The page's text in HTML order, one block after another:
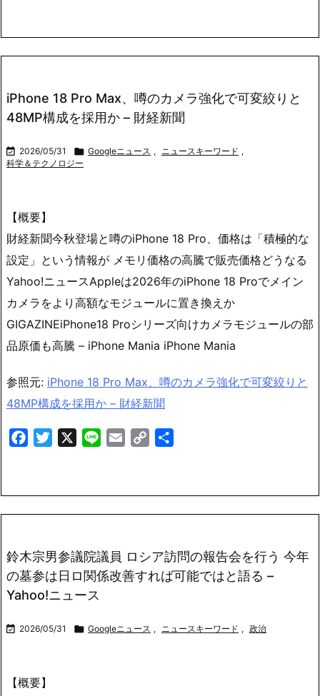
iPhone 18 Pro Max、噂のカメラ強化で可変絞りと
48MP構成を採用か – 財経新聞
 2026/05/31  Googleニュース , ニュースキーワード ,
科学＆テクノロジー
【概要】
財経新聞今秋登場と噂のiPhone 18 Pro、価格は「積極的な
設定」という情報が メモリ価格の高騰で販売価格どうなる
Yahoo!ニュースAppleは2026年のiPhone 18 Proでメイン
カメラをより高額なモジュールに置き換えか
GIGAZINEiPhone18 Proシリーズ向けカメラモジュールの部
品原価も高騰 – iPhone Mania iPhone Mania
参照元: iPhone 18 Pro Max、噂のカメラ強化で可変絞りと
48MP構成を採用か – 財経新聞
FacebookTwitter Line Email
Copy
鈴木宗男参議院議員 ロシア訪問の報告会を行う 今年
の墓参は日ロ関係改善すれば可能ではと語る –
Yahoo!ニュース
 2026/05/31  Googleニュース , ニュースキーワード , 政治
【概要】